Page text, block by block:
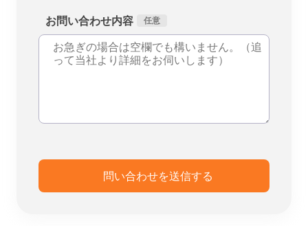
お問い合わせ内容